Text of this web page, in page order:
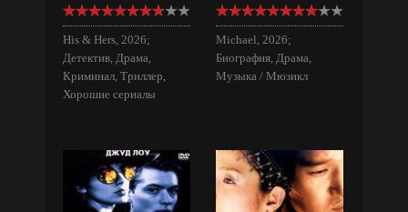
His & Hers, 2026;
Детектив, Драма,
Криминал, Триллер,
Хорошие сериалы
Michael, 2026;
Биография, Драма,
Музыка / Мюзикл